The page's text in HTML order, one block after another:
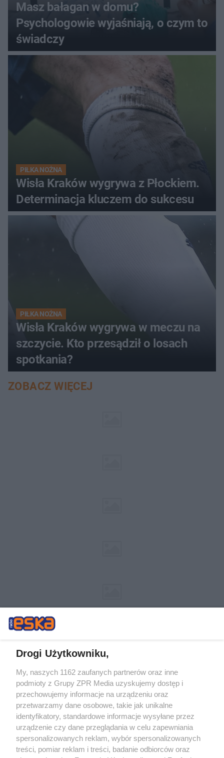
Masz bałagan w domu?
Psychologowie wyjaśniają, o czym to
świadczy
PIŁKA NOŻNA
Wisła Kraków wygrywa z Płockiem.
Determinacja kluczem do sukcesu
PIŁKA NOŻNA
Wisła Kraków wygrywa w meczu na
szczycie. Kto przesądził o losach
spotkania?
ZOBACZ WIĘCEJ
Żaden utwór zamieszczony w serwisie nie może być powielany i
rozpowszechniany lub dalej rozpowszechniany w jakikolwiek sposób (w
tym także elektroniczny lub mechaniczny) na jakimkolwiek polu
eksploatacji w jakiejkolwiek formie, włącznie z umieszczaniem w
Internecie bez pisemnej zgody właściciela praw. Jakiekolwiek użycie lub
wykorzystanie utworów w całości lub w części z naruszeniem prawa,
tzn. bez właściwej zgody, jest zabronione pod groźbą kary i może być
ścigane prawnie.
Drogi Użytkowniku,
My, naszych 1162 zaufanych partnerów oraz inne
podmioty z Grupy ZPR Media uzyskujemy dostęp i
przechowujemy informacje na urządzeniu oraz
przetwarzamy dane osobowe, takie jak unikalne
identyfikatory, standardowe informacje wysyłane przez
urządzenie czy dane przeglądania w celu zapewniania
spersonalizowanych reklam, wybór spersonalizowanych
treści, pomiar reklam i treści, badanie odbiorców oraz